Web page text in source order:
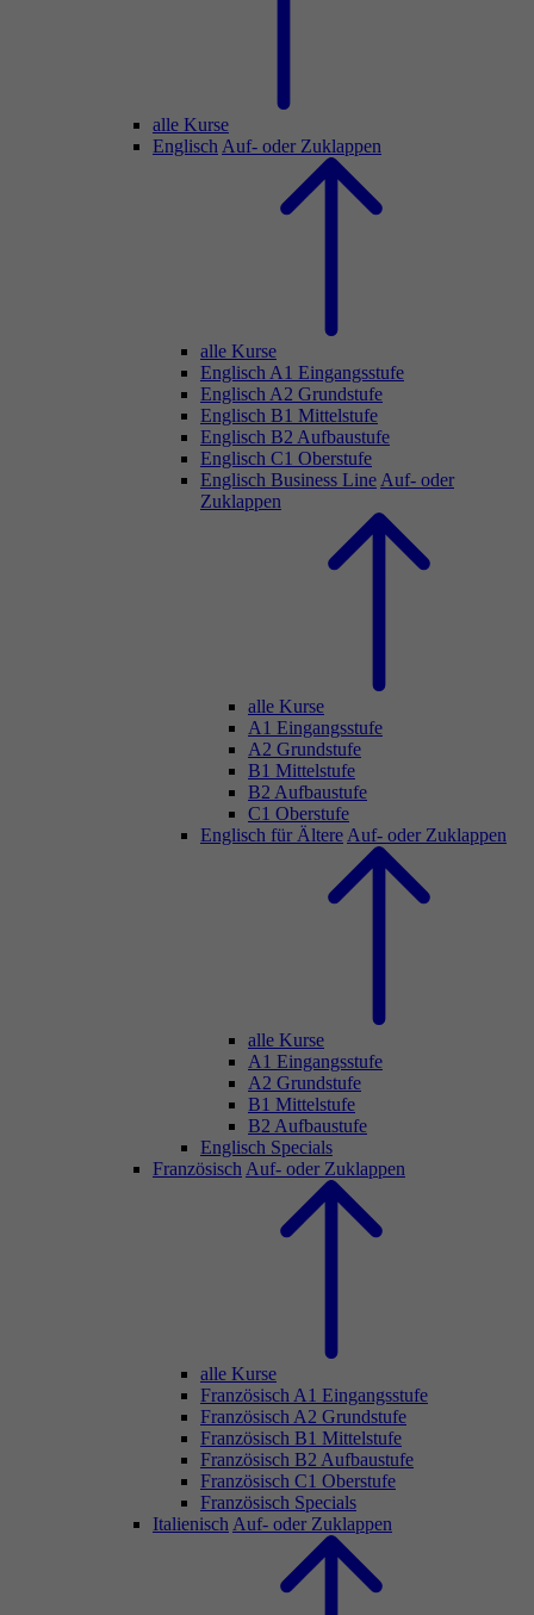
alle Kurse
Englisch Auf- oder Zuklappen
alle Kurse
Englisch A1 Eingangsstufe
Englisch A2 Grundstufe
Englisch B1 Mittelstufe
Englisch B2 Aufbaustufe
Englisch C1 Oberstufe
Englisch Business Line Auf- oder
Zuklappen
alle Kurse
A1 Eingangsstufe
A2 Grundstufe
B1 Mittelstufe
B2 Aufbaustufe
C1 Oberstufe
Englisch für Ältere Auf- oder Zuklappen
alle Kurse
A1 Eingangsstufe
A2 Grundstufe
B1 Mittelstufe
B2 Aufbaustufe
Englisch Specials
Französisch Auf- oder Zuklappen
alle Kurse
Französisch A1 Eingangsstufe
Französisch A2 Grundstufe
Französisch B1 Mittelstufe
Französisch B2 Aufbaustufe
Französisch C1 Oberstufe
Französisch Specials
Italienisch Auf- oder Zuklappen